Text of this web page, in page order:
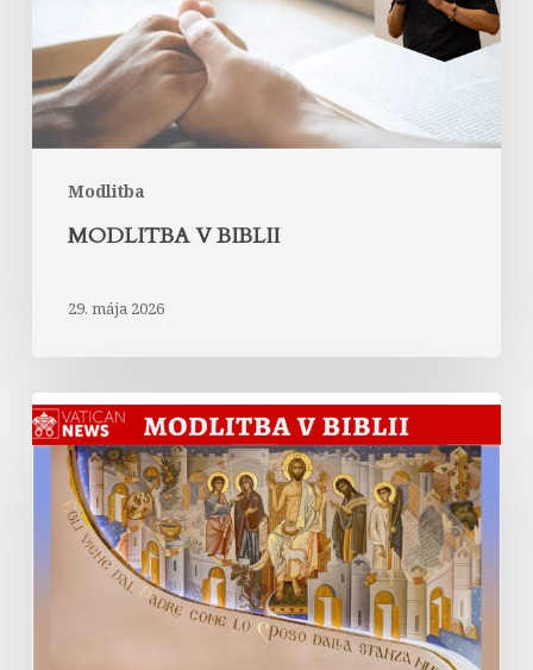
Modlitba
MODLITBA V BIBLII
29. mája 2026
Chválospev
celého
stvorenstva